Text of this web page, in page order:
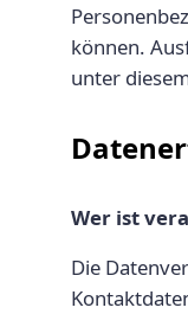
können.
unter
Wer ist
Die